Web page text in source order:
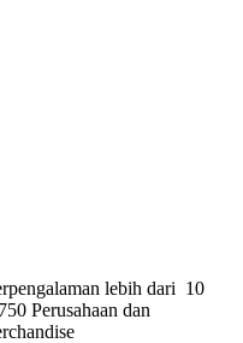
lebih dari 10
Perusahaan dan